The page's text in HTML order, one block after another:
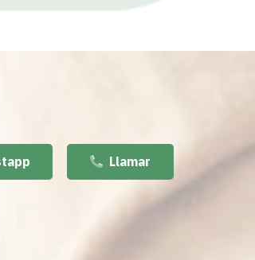
Llamar